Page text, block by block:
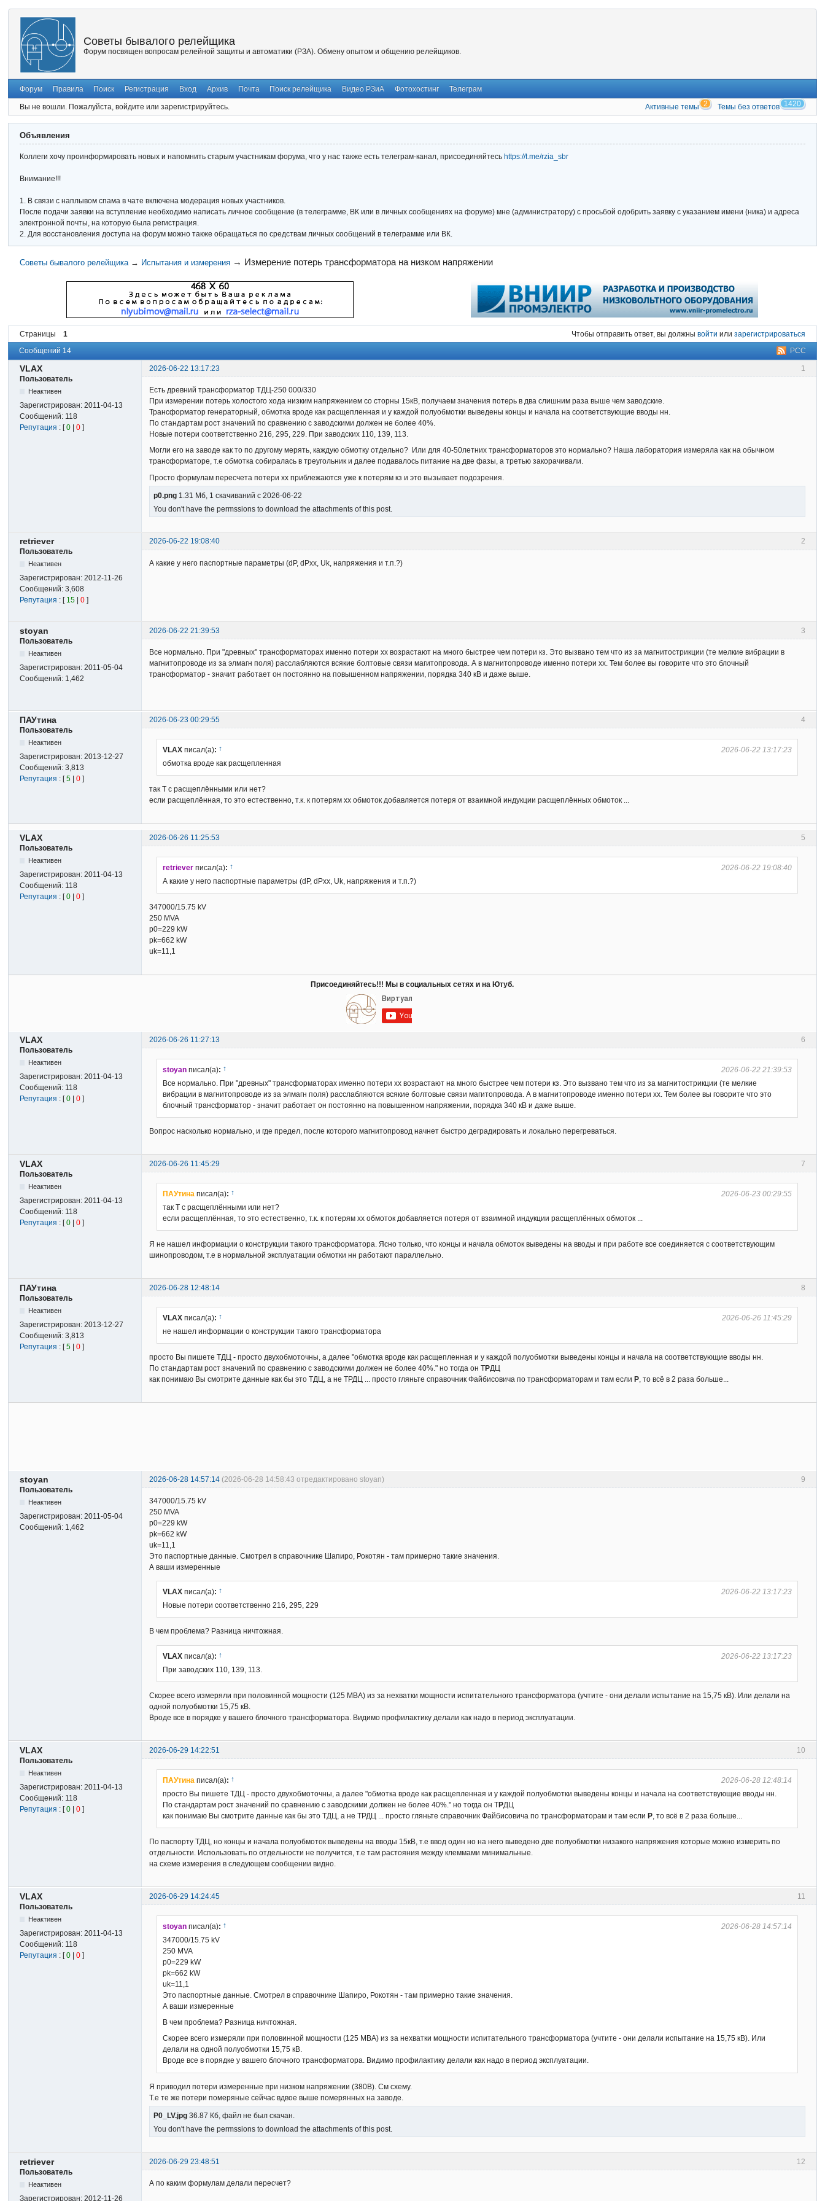
Советы бывалого релейщика
Форум посвящен вопросам релейной защиты и автоматики (РЗА). Обмену опытом и общению релейщиков.
Форум Правила Поиск Регистрация Вход Архив Почта Поиск релейщика Видео РЗиА Фотохостинг Телеграм
Вы не вошли. Пожалуйста, войдите или зарегистрируйтесь. Активные темы 2 Темы без ответов 1420
Объявления
Коллеги хочу проинформировать новых и напомнить старым участникам форума, что у нас также есть телеграм-канал, присоединяйтесь https://t.me/rzia_sbr
Внимание!!!
1. В связи с наплывом спама в чате включена модерация новых участников.
После подачи заявки на вступление необходимо написать личное сообщение (в телеграмме, ВК или в личных сообщениях на форуме) мне (администратору) с просьбой одобрить заявку с указанием имени (ника) и адреса
электронной почты, на которую была регистрация.
2. Для восстановления доступа на форум можно также обращаться по средствам личных сообщений в телеграмме или ВК.
Советы бывалого релейщика → Испытания и измерения → Измерение потерь трансформатора на низком напряжении
Страницы 1 Чтобы отправить ответ, вы должны войти или зарегистрироваться
РСС
Сообщений 14
1
VLAX
2026-06-22 13:17:23
Пользователь
Неактивен
Зарегистрирован:2011-04-13
Сообщений: 118
Репутация : [0 |0 ]
Есть древний трансформатор ТДЦ-250 000/330
При измерении потерь холостого хода низким напряжением со сторны 15кВ, получаем значения потерь в два слишним раза выше чем заводские.
Трансформатор генераторный, обмотка вроде как расщепленная и у каждой полуобмотки выведены концы и начала на соответствующие вводы нн.
По стандартам рост значений по сравнению с заводскими должен не более 40%.
Новые потери соответственно 216, 295, 229. При заводских 110, 139, 113.
Могли его на заводе как то по другому мерять, каждую обмотку отдельно? Или для 40-50летних трансформаторов это нормально? Наша лаборатория измеряла как на обычном
трансформаторе, т.е обмотка собиралась в треугольник и далее подавалось питание на две фазы, а третью закорачивали.
Просто формулам пересчета потери хх приблежаются уже к потерям кз и это вызывает подозрения.
p0.png 1.31 Мб, 1 скачиваний с 2026-06-22
You don't have the permssions to download the attachments of this post.
2
retriever
2026-06-22 19:08:40
Пользователь
Неактивен
Зарегистрирован:2012-11-26
Сообщений:3,608
Репутация : [ 15 |0 ]
А какие у него паспортные параметры (dP, dPxx, Uk, напряжения и т.п.?)
3
stoyan
2026-06-22 21:39:53
Пользователь
Неактивен
Зарегистрирован:2011-05-04
Сообщений: 1,462
Все нормально. При "древных" трансформаторах именно потери хх возрастают на много быстрее чем потери кз. Это вызвано тем что из за магнитострикции (те мелкие вибрации в
магнитопроводе из за элмагн поля) расслабляются всякие болтовые связи магитопровода. А в магнитопроводе именно потери хх. Тем более вы говорите что это блочный
трансформатор - значит работает он постоянно на повышенном напряжении, порядка 340 кВ и даже выше.
4
ПАУтина
2026-06-23 00:29:55
Пользователь
Неактивен
Зарегистрирован:2013-12-27
Сообщений:3,813
Репутация : [5 |0 ]
VLAX писал(а): ↑
2026-06-22 13:17:23
обмотка вроде как расщепленная
так Т с расщеплёнными или нет?
если расщеплённая, то это естественно, т.к. к потерям хх обмоток добавляется потеря от взаимной индукции расщеплённых обмоток ...
5
VLAX
2026-06-26 11:25:53
Пользователь
Неактивен
Зарегистрирован:2011-04-13
Сообщений: 118
Репутация : [0 |0 ]
retriever писал(а): ↑
2026-06-22 19:08:40
А какие у него паспортные параметры (dP, dPxx, Uk, напряжения и т.п.?)
347000/15.75 kV
250 MVA
p0=229 kW
pk=662 kW
uk=11,1
Присоединяйтесь!!! Мы в социальных сетях и на Ютуб.
6
VLAX
2026-06-26 11:27:13
Пользователь
Неактивен
Зарегистрирован:2011-04-13
Сообщений: 118
Репутация : [0 |0 ]
stoyan писал(а): ↑
2026-06-22 21:39:53
Все нормально. При "древных" трансформаторах именно потери хх возрастают на много быстрее чем потери кз. Это вызвано тем что из за магнитострикции (те мелкие
вибрации в магнитопроводе из за элмагн поля) расслабляются всякие болтовые связи магитопровода. А в магнитопроводе именно потери хх. Тем более вы говорите что это
блочный трансформатор - значит работает он постоянно на повышенном напряжении, порядка 340 кВ и даже выше.
Вопрос насколько нормально, и где предел, после которого магнитопровод начнет быстро деградировать и локально перегреваться.
7
VLAX
2026-06-26 11:45:29
Пользователь
Неактивен
Зарегистрирован:2011-04-13
Сообщений: 118
Репутация : [0 |0 ]
ПАУтина писал(а): ↑
2026-06-23 00:29:55
так Т с расщеплёнными или нет?
если расщеплённая, то это естественно, т.к. к потерям хх обмоток добавляется потеря от взаимной индукции расщеплённых обмоток ...
Я не нашел информации о конструкции такого трансформатора. Ясно только, что концы и начала обмоток выведены на вводы и при работе все соединяется с соответствующим
шинопроводом, т.е в нормальной эксплуатации обмотки нн работают параллельно.
8
ПАУтина
2026-06-28 12:48:14
Пользователь
Неактивен
Зарегистрирован:2013-12-27
Сообщений:3,813
Репутация : [5 |0 ]
VLAX писал(а): ↑
2026-06-26 11:45:29
не нашел информации о конструкции такого трансформатора
просто Вы пишете ТДЦ - просто двухобмоточны, а далее "обмотка вроде как расщепленная и у каждой полуобмотки выведены концы и начала на соответствующие вводы нн.
По стандартам рост значений по сравнению с заводскими должен не более 40%." но тогда он ТРДЦ
как понимаю Вы смотрите данные как бы это ТДЦ, а не ТРДЦ ... просто гляньте справочник Файбисовича по трансформаторам и там если Р, то всё в 2 раза больше...
9
stoyan 2026-06-28 14:57:14 (2026-06-28 14:58:43 отредактировано stoyan)
Пользователь
Неактивен
Зарегистрирован:2011-05-04
Сообщений: 1,462
347000/15.75 kV
250 MVA
p0=229 kW
pk=662 kW
uk=11,1
Это паспортные данные. Смотрел в справочнике Шапиро, Рокотян - там примерно такие значения.
А ваши измеренные
VLAX писал(а): ↑
2026-06-22 13:17:23
Новые потери соответственно 216, 295, 229
В чем проблема? Разница ничтожная.
VLAX писал(а): ↑
2026-06-22 13:17:23
При заводских 110, 139, 113.
Скорее всего измеряли при половинной мощности (125 МВА) из за нехватки мощности испитательного трансформатора (учтите - они делали испытание на 15,75 кВ). Или делали на
одной полуобмотки 15,75 кВ.
Вроде все в порядке у вашего блочного трансформатора. Видимо профилактику делали как надо в период эксплуатации.
10
VLAX
2026-06-29 14:22:51
Пользователь
Неактивен
Зарегистрирован:2011-04-13
Сообщений: 118
Репутация : [0 |0 ]
ПАУтина писал(а): ↑
2026-06-28 12:48:14
просто Вы пишете ТДЦ - просто двухобмоточны, а далее "обмотка вроде как расщепленная и у каждой полуобмотки выведены концы и начала на соответствующие вводы нн.
По стандартам рост значений по сравнению с заводскими должен не более 40%." но тогда он ТРДЦ
как понимаю Вы смотрите данные как бы это ТДЦ, а не ТРДЦ ... просто гляньте справочник Файбисовича по трансформаторам и там еслиР , то всё в 2 раза больше...
По паспорту ТДЦ, но концы и начала полуобмоток выведены на вводы 15кВ, т.е ввод один но на него выведено две полуобмотки низакого напряжения которые можно измерить по
отдельности. Использовать по отдельности не получится, т.е там растояния между клеммами минимальные.
на схеме измерения в следующем сообщении видно.
11
VLAX
2026-06-29 14:24:45
Пользователь
Неактивен
Зарегистрирован:2011-04-13
Сообщений: 118
Репутация : [0 |0 ]
stoyan писал(а): ↑
2026-06-28 14:57:14
347000/15.75 kV
250 MVA
p0=229 kW
pk=662 kW
uk=11,1
Это паспортные данные. Смотрел в справочнике Шапиро, Рокотян - там примерно такие значения.
А ваши измеренные
В чем проблема? Разница ничтожная.
Скорее всего измеряли при половинной мощности (125 МВА) из за нехватки мощности испитательного трансформатора (учтите - они делали испытание на 15,75 кВ). Или
делали на одной полуобмотки 15,75 кВ.
Вроде все в порядке у вашего блочного трансформатора. Видимо профилактику делали как надо в период эксплуатации.
Я приводил потери измеренные при низком напряжении (380В). См схему.
Т.е те же потери померяные сейчас вдвое выше померянных на заводе.
P0_LV.jpg 36.87 Кб, файл не был скачан.
You don't have the permssions to download the attachments of this post.
12
retriever
2026-06-29 23:48:51
Пользователь
Неактивен
Зарегистрирован:2012-11-26
А по каким формулам делали пересчет?